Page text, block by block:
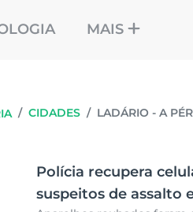
MAIS
CIDADES LADÁRIO - A
Polícia recupera
suspeitos de assalto